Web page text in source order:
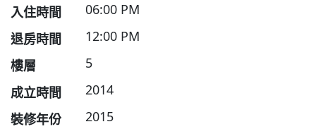
入住時間
06:00 PM
退房時間
12:00 PM
樓層
5
成立時間
2014
裝修年份
2015